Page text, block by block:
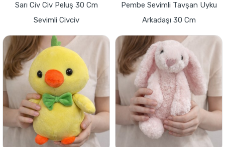
Sarı Civ Civ Peluş 30 Cm
Sevimli Civciv
Pembe Sevimli Tavşan Uyku
Arkadaşı 30 Cm